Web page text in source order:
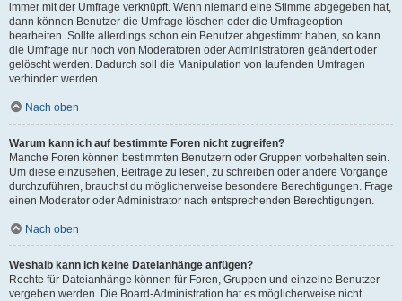
immer mit der Umfrage verknüpft. Wenn niemand eine Stimme abgegeben hat,
dann können Benutzer die Umfrage löschen oder die Umfrageoption
bearbeiten. Sollte allerdings schon ein Benutzer abgestimmt haben, so kann
die Umfrage nur noch von Moderatoren oder Administratoren geändert oder
gelöscht werden. Dadurch soll die Manipulation von laufenden Umfragen
verhindert werden.
Nach oben
Warum kann ich auf bestimmte Foren nicht zugreifen?
Manche Foren können bestimmten Benutzern oder Gruppen vorbehalten sein.
Um diese einzusehen, Beiträge zu lesen, zu schreiben oder andere Vorgänge
durchzuführen, brauchst du möglicherweise besondere Berechtigungen. Frage
einen Moderator oder Administrator nach entsprechenden Berechtigungen.
Nach oben
Weshalb kann ich keine Dateianhänge anfügen?
Rechte für Dateianhänge können für Foren, Gruppen und einzelne Benutzer
vergeben werden. Die Board-Administration hat es möglicherweise nicht